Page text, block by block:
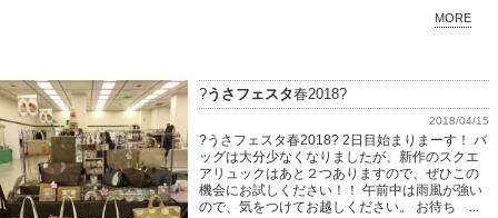
MORE
?うさフェスタ春2018?
2018/04/15
?うさフェスタ春2018? 2日目始まりまーす！ バ
ッグは大分少なくなりましたが、新作のスクエ
アリュックはあと２つありますので、ぜひこの
機会にお試しください！！ 午前中は雨風が強い
ので、気をつけてお越しください。 お待ち ...